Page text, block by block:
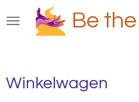
direct
Be
Winkelwagen